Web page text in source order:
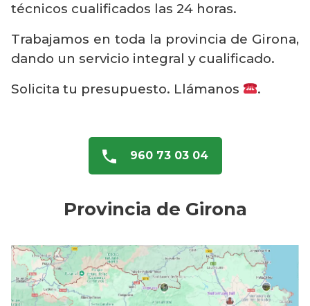
técnicos cualificados las 24 horas.
Trabajamos en toda la provincia de Girona,
dando un servicio integral y cualificado.
Solicita tu presupuesto. Llámanos
.
960 73 03 04
Provincia de Girona